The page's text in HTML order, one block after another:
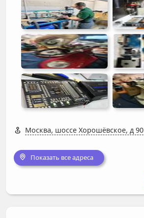
Москва, шоссе Хорошёвское, д 90
Показать все адреса